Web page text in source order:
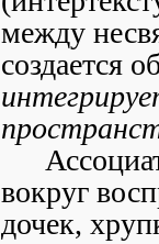
между
создается
вокруг
дочек,